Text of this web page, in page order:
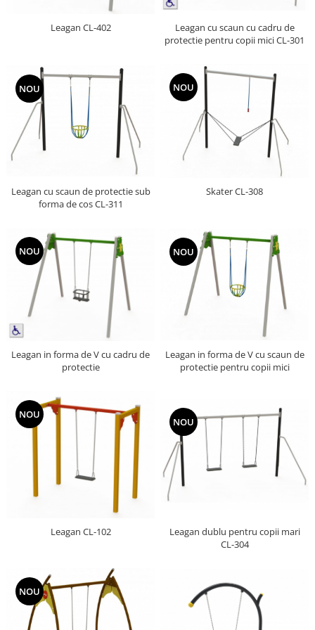
Mese de jocuri
Garduri/Imprejmuiri
Cosuri de gunoi
Panouri pentru informare/Marcaje
Foisoare si pergole
Rastel Biciclete
Banci
Leagan CL-402
Leagan cu scaun cu cadru de
protectie pentru copii mici CL-301
NOU
Leagan cu scaun de protectie sub
forma de cos CL-311
NOU
Skater CL-308
NOU
Leagan in forma de V cu cadru de
protectie
NOU
Leagan in forma de V cu scaun de
protectie pentru copii mici
NOU
Leagan CL-102
NOU
Leagan dublu pentru copii mari
CL-304
NOU